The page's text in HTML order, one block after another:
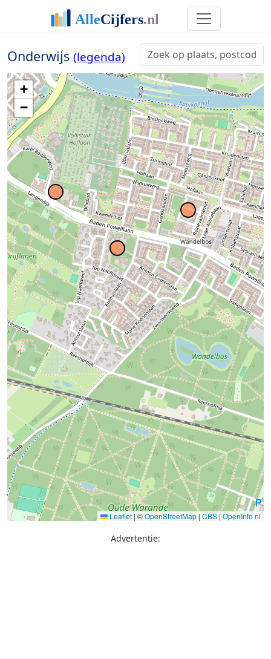
Onderwijs (legenda)
+
−
Leaflet | ©OpenStreetMap | CBS | OpenInfo.nl
Advertentie: